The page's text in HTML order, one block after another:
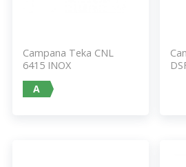
Campana Teka CNL
6415 INOX
A